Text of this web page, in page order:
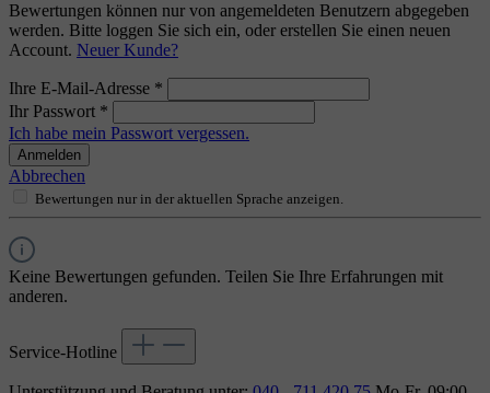
Bewertungen können nur von angemeldeten Benutzern abgegeben
werden. Bitte loggen Sie sich ein, oder erstellen Sie einen neuen
Account. Neuer Kunde?
Ihre E-Mail-Adresse *
Ihr Passwort *
Ich habe mein Passwort vergessen.
Anmelden
Abbrechen
Bewertungen nur in der aktuellen Sprache anzeigen.
Keine Bewertungen gefunden. Teilen Sie Ihre Erfahrungen mit
anderen.
Service-Hotline